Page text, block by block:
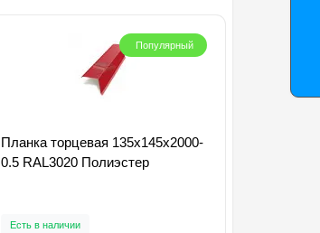
Популярный
Планка торцевая 135х145х2000-
0.5 RAL3020 Полиэстер
Есть в наличии